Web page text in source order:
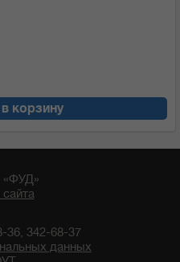
корзину
сайта
36, 342-68-37
данных